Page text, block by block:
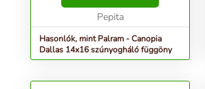
Pepita
Hasonlók, mint Palram - Canopia
Dallas 14x16 szúnyogháló függöny